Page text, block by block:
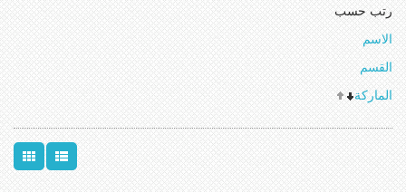
رتب حسب
الاسم
القسم
الماركة